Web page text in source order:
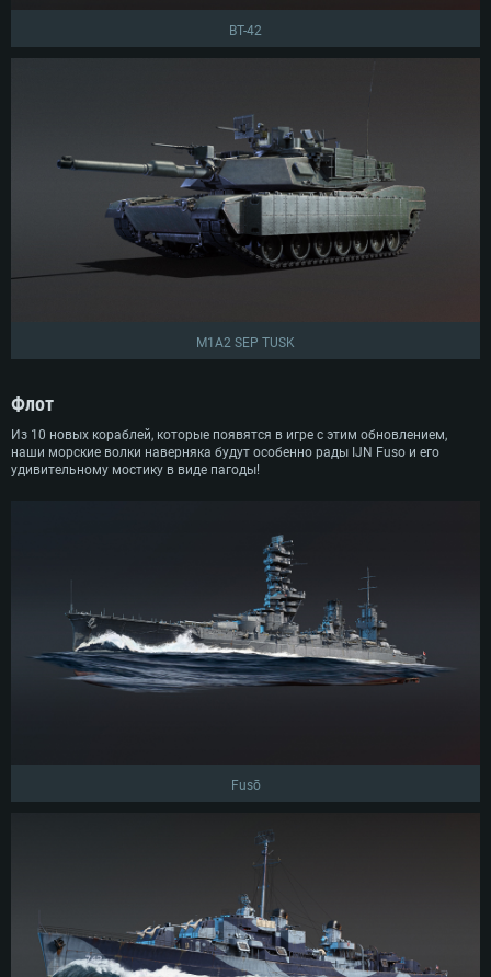
СИСТЕМНЫЕ ТРЕБОВАНИЯ
Для PC
Для Linux
BT-42
M1A2 SEP TUSK
Флот
Из 10 новых кораблей, которые появятся в игре с этим обновлением,
наши морские волки наверняка будут особенно рады IJN Fuso и его
удивительному мостику в виде пагоды!
Fusō